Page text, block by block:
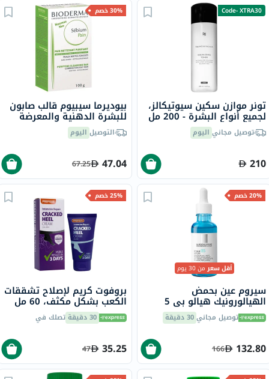
Code- XTRA30
تونر موازن سكين سيوتيكالز،
لجميع أنواع البشرة - 200 مل
توصيل مجاني اليوم
210
30% خصم
بيوديرما سيبيوم قالب صابون
للبشرة الدهنية والمعرضة
لحب الشباب 100 جرام
التوصيل اليوم
47.04
67.25
20% خصم
أقل سعرمن 30 يوم
سيروم عين بحمض
الهيالورونيك هيالو بي 5
لاروش بوزيه، مضاد للشيخوخة
- 15 مل توصيل مجاني30 دقيقة
132.80
166
25% خصم
بروفوت كريم لإصلاح تشققات
الكعب بشكل مكثف، 60 مل
30 دقيقة تصلك في
35.25
47